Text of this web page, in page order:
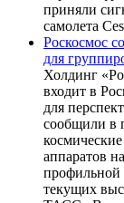
приняли
самолета
Роскосмос
для
Холдинг
входит в
для
сообщили в
аппаратов
профильной
текущих